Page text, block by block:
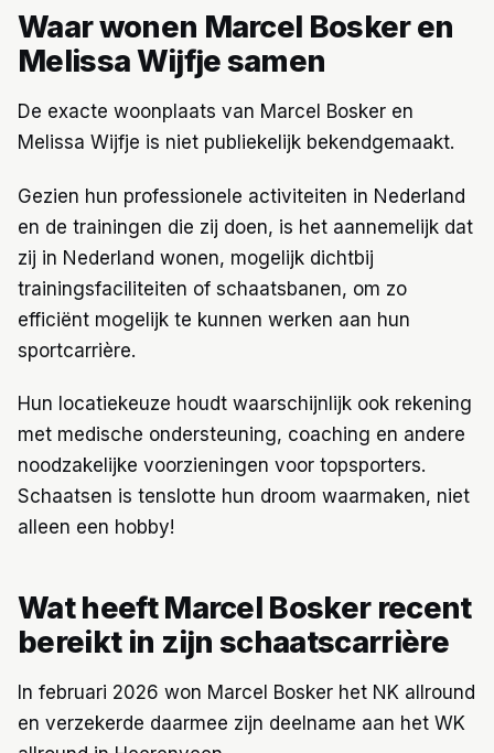
Waar wonen Marcel Bosker en
Melissa Wijfje samen
De exacte woonplaats van Marcel Bosker en
Melissa Wijfje is niet publiekelijk bekendgemaakt.
Gezien hun professionele activiteiten in Nederland
en de trainingen die zij doen, is het aannemelijk dat
zij in Nederland wonen, mogelijk dichtbij
trainingsfaciliteiten of schaatsbanen, om zo
efficiënt mogelijk te kunnen werken aan hun
sportcarrière.
Hun locatiekeuze houdt waarschijnlijk ook rekening
met medische ondersteuning, coaching en andere
noodzakelijke voorzieningen voor topsporters.
Schaatsen is tenslotte hun droom waarmaken, niet
alleen een hobby!
Wat heeft Marcel Bosker recent
bereikt in zijn schaatscarrière
In februari 2026 won Marcel Bosker het NK allround
en verzekerde daarmee zijn deelname aan het WK